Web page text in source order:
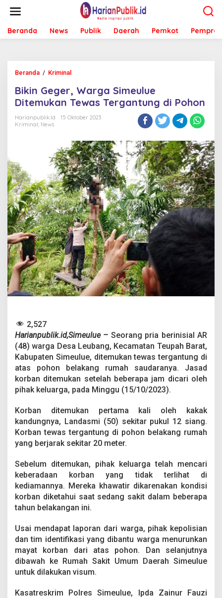
t
Beranda News Publik Daerah Pemkot Pemprov
Beranda / Kriminal
i
n
G
e
r
,
W
a
r
g
a
S
i
m
e
u
l
u
e
D
i
u
k
a
n
T
e
a
T
e
r
a
t
u
n
g
d
i
o
h
n
Bikin Geger, Warga Simeulue
Ditemukan Tewas Tergantung di Pohon
Harianpublik.id
15 Oktober 2023
Kriminal, News
2,527
Harianpublik.id,Simeulue – Seorang pria berinisial AR
(48) warga Desa Leubang, Kecamatan Teupah Barat,
Kabupaten Simeulue, ditemukan tewas tergantung di
atas pohon belakang rumah saudaranya. Jasad
korban ditemukan setelah beberapa jam dicari oleh
pihak keluarga, pada Minggu (15/10/2023).
Korban ditemukan pertama kali oleh kakak
kandungnya, Landasmi (50) sekitar pukul 12 siang.
Korban tewas tergantung di pohon belakang rumah
yang berjarak sekitar 20 meter.
Sebelum ditemukan, pihak keluarga telah mencari
keberadaan korban yang tidak terlihat di
kediamannya. Mereka khawatir dikarenakan kondisi
korban diketahui saat sedang sakit dalam beberapa
tahun belakangan ini.
Usai mendapat laporan dari warga, pihak kepolisian
dan tim identifikasi yang dibantu warga menurunkan
mayat korban dari atas pohon. Dan selanjutnya
dibawah ke Rumah Sakit Umum Daerah Simeulue
untuk dilakukan visum.
Kasatreskrim Polres Simeulue, Ipda Zainur Fauzi